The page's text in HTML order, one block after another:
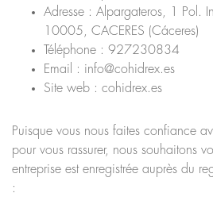
Adresse : Alpargateros, 1 Pol.
10005, CACERES (Cáceres)
Téléphone : 927230834
Email : info@cohidrex.es
Site web : cohidrex.es
Puisque vous nous faites confiance
pour vous rassurer, nous souhaitons
entreprise est enregistrée auprès du
: